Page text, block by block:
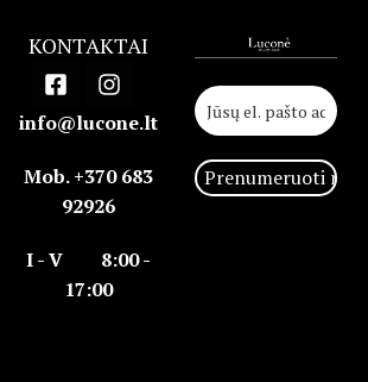
KONTAKTAI
info@lucone.lt
Mob. +370 683
92926
I - V 8:00 -
17:00